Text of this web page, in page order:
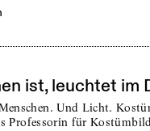
ist, leuchtet im
Und Licht.
Professorin für